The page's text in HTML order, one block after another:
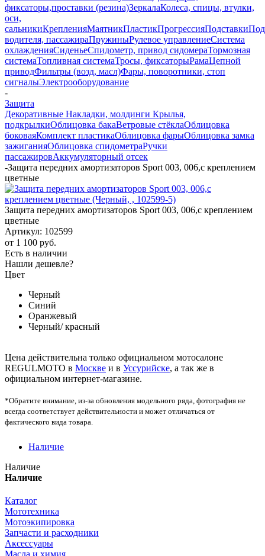
фиксаторы,проставки (резина)ЗеркалаКолеса, спицы, втулки,
оси,
сальникиКрепленияМаятникПластикПрогрессияПодставки
водителя, пассажираПружиныРулевое управлениеСистема
охлажденияСиденьеСпидометр, привод сидомераТормозная
системаТопливная системаТросы, фиксаторыРамаЦепной
приводФильтры (возд, масл)Фары, поворотники, стоп
сигналыЭлектрооборудование
-
Защита
Декоративные Накладки, молдинги Крылья,
подкрылкиОблицовка бакаВетровые стёклаОблицовка
боковаяКомплект пластикаОблицовка фарыОблицовка замка
зажиганияОблицовка спидометраРучки
пассажировАккумуляторный отсек
-Защита передних амортизаторов Sport 003, 006,с креплением
цветные
Защита передних амортизаторов Sport 003, 006,с креплением
цветные
Артикул: 102599
от 1 100 руб.
Есть в наличии
Нашли дешевле?
Цвет
Черный
Синий
Оранжевый
Черный/ красный
Цена действительна только официальном мотосалоне
REGULMOTO в Москве и в Уссурийске, а так же в
официальном интернет-магазине.
*Обратите внимание, из-за обновления модельного ряда, фотография не
всегда соответствует действительности и может отличаться от
фактического вида товара.
Наличие
Наличие
Наличие
Каталог
Мототехника
Мотоэкипировка
Запчасти и расходники
Аксессуары